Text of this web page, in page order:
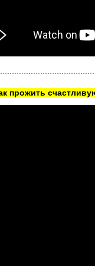
прожить